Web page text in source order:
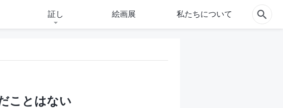
証し 絵画展 私たちについて
ことはない